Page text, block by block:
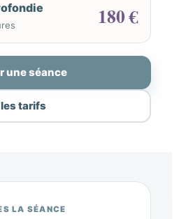
180 €
une séance
tarifs
LA SÉANCE